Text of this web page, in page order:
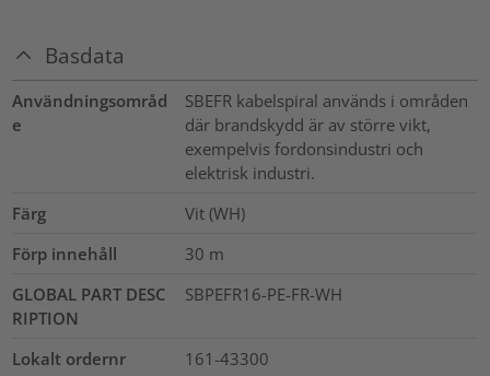
Basdata
Användningsområd
e
SBEFR kabelspiral används i områden
där brandskydd är av större vikt,
exempelvis fordonsindustri och
elektrisk industri.
Färg
Vit (WH)
Förp innehåll
30 m
GLOBAL PART DESC
RIPTION
SBPEFR16-PE-FR-WH
Lokalt ordernr
161-43300